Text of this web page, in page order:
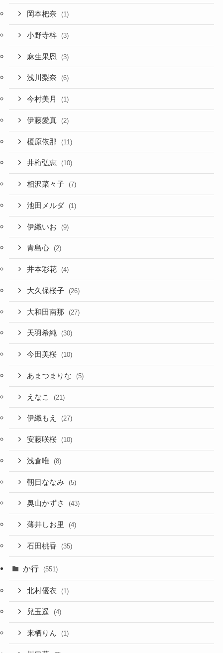
岡本杷奈 (1)
小野寺梓 (3)
麻生果恩 (3)
浅川梨奈 (6)
今村美月 (1)
伊藤愛真 (2)
榎原依那 (11)
井桁弘恵 (10)
相沢菜々子 (7)
池田メルダ (1)
伊織いお (9)
青島心 (2)
井本彩花 (4)
大久保桜子 (26)
大和田南那 (27)
天羽希純 (30)
今田美桜 (10)
あまつまりな (5)
えなこ (21)
伊織もえ (27)
安藤咲桜 (10)
浅倉唯 (8)
朝日ななみ (5)
奥山かずさ (43)
薄井しお里 (4)
石田桃香 (35)
か行 (551)
北村優衣 (1)
兒玉遥 (4)
来栖りん (1)